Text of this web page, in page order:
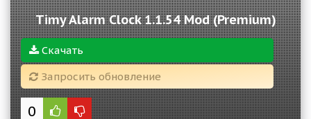
Timy Alarm Clock 1.1.54 Mod (Premium)
Скачать
Запросить обновление
0